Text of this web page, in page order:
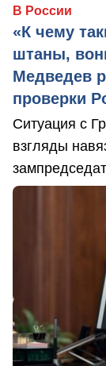
В России
«К чему
штаны,
Медведев
проверки
Ситуация с
взгляды